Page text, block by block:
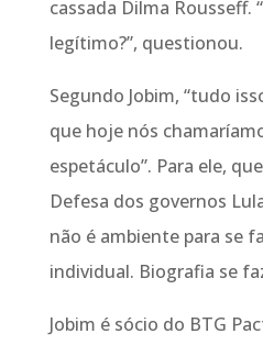
cassada Dilma Rousseff.
legítimo?”, questionou.
Segundo Jobim, “tudo
que hoje nós
espetáculo”. Para ele,
Defesa dos governos
não é ambiente para se
individual. Biografia se
Jobim é sócio do BTG